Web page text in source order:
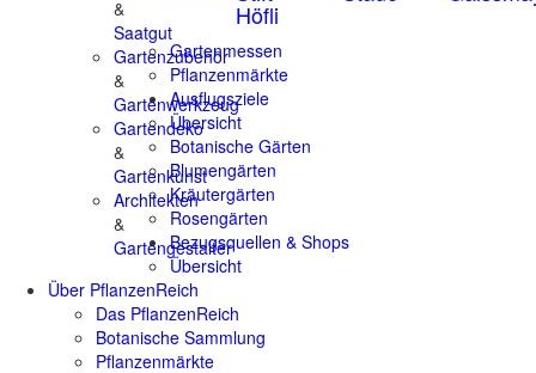
&
Saatgut
Gartenzubehör
&
Gartenwerkzeug
Gartendeko
&
Gartenkunst
Architekten
&
Gartengestalter
Höfli
Gartenmessen
Pflanzenmärkte
Ausflugsziele
Übersicht
Botanische Gärten
Blumengärten
Kräutergärten
Rosengärten
Bezugsquellen & Shops
Übersicht
Über PflanzenReich
Das PflanzenReich
Botanische Sammlung
Pflanzenmärkte